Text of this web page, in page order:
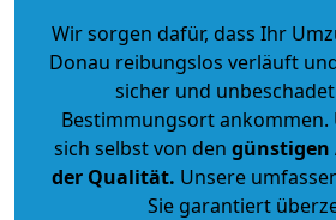
Wir sorgen dafür, dass Ihr
Donau reibungslos verläuft
sicher und
Bestimmungsort ankommen.
sich selbst von den günstigen
der Qualität. Unsere
Sie garantiert